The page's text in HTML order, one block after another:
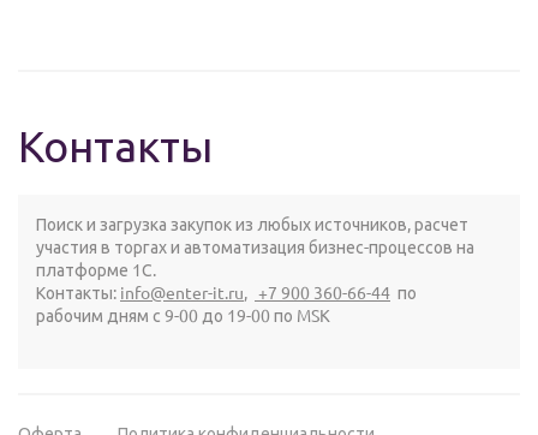
Контакты
Поиск и загрузка закупок из любых источников, расчет
участия в торгах и автоматизация бизнес-процессов на
платформе 1С.
Контакты: info@enter-it.ru, +7 900 360-66-44 по
рабочим дням с 9-00 до 19-00 по MSK